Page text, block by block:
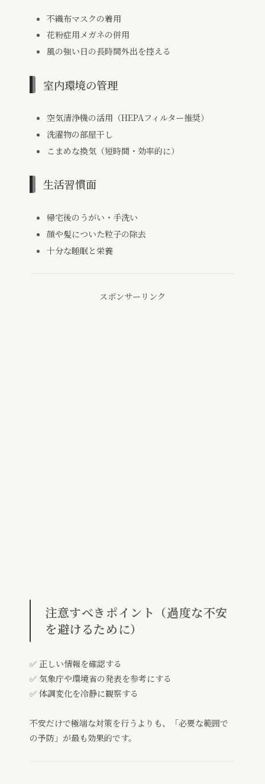
不織布マスクの着用
花粉症用メガネの併用
風の強い日の長時間外出を控える
室内環境の管理
空気清浄機の活用（HEPAフィルター推奨）
洗濯物の部屋干し
こまめな換気（短時間・効率的に）
生活習慣面
帰宅後のうがい・手洗い
顔や髪についた粒子の除去
十分な睡眠と栄養
スポンサーリンク
注意すべきポイント（過度な不安
を避けるために）
✅ 正しい情報を確認する
✅ 気象庁や環境省の発表を参考にする
✅ 体調変化を冷静に観察する
不安だけで極端な対策を行うよりも、「必要な範囲で
の予防」が最も効果的です。